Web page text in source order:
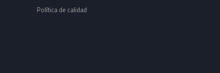
Política de calidad